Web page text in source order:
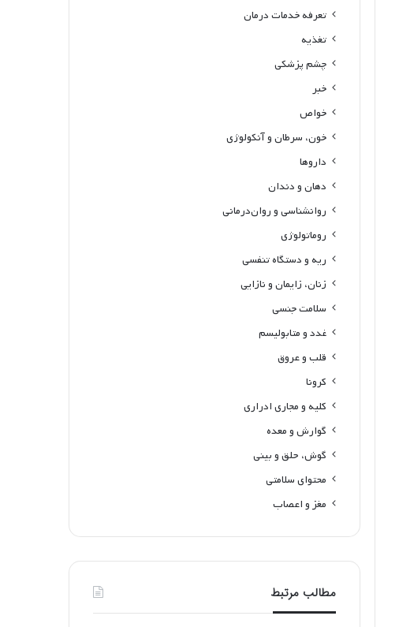
تعرفه خدمات درمان
تغذیه
چشم پزشکی
خبر
خواص
خون، سرطان و آنکولوژی
داروها
دهان و دندان
روانشناسی و روان‌درمانی
روماتولوژی
ریه و دستگاه تنفسی
زنان، زایمان و نازایی
سلامت جنسی
غدد و متابولیسم
قلب و عروق
کرونا
کلیه و مجاری ادراری
گوارش و معده
گوش، حلق و بینی
محتوای سلامتی
مغز و اعصاب
مطالب مرتبط